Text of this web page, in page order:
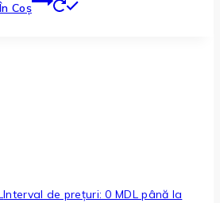
Coș
Interval de prețuri: 0 MDL până la